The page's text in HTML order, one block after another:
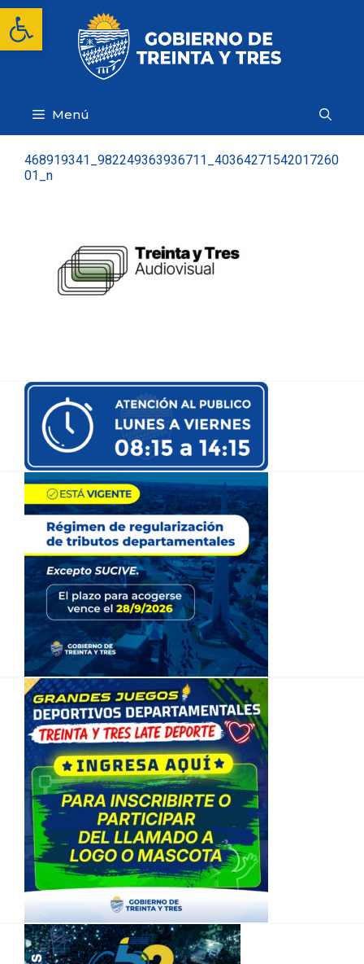
Abrir barra de herramientas
Saltar
contenido
Menú
468919341_982249363936711_40364271542017260
01_n